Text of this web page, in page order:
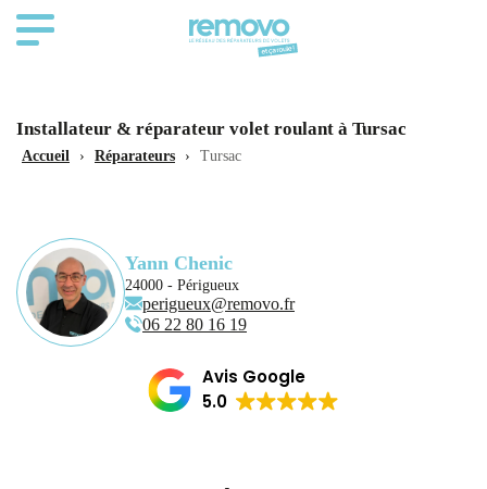
Installateur & réparateur volet roulant à Tursac
Accueil › Réparateurs › Tursac
Yann Chenic
24000 - Périgueux
perigueux@removo.fr
06 22 80 16 19
Avis Google
5.0